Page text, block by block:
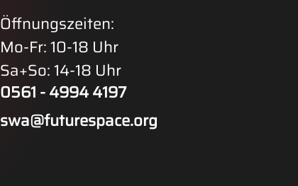
Öffnungszeiten:
Mo-Fr: 10-18 Uhr
Sa+So: 14-18 Uhr
0561 - 4994 4197
swa@futurespace.org